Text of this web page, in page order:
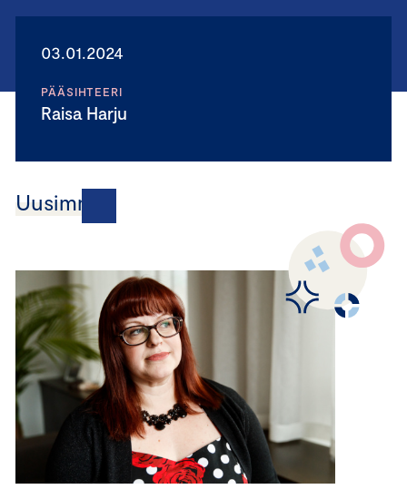
03.01.2024
PÄÄSIHTEERI
Raisa Harju
Uusimmat